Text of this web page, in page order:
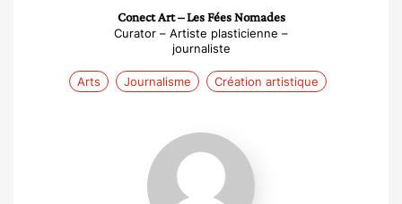
Conect Art – Les Fées Nomades
Curator – Artiste plasticienne –
journaliste
Arts Journalisme Création artistique
Myriam
Errais
Borges
Nabli